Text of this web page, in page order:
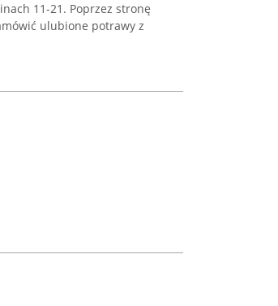
11-21. Poprzez stronę
ulubione potrawy z